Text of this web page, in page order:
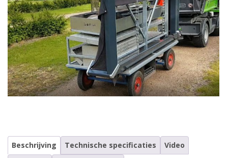
Grondopslagcontainer
Baren en overledenentransport
Vervoermiddelen
Lessenaars
Koeling
Vazen en toebehoren
Beschrijving Technische specificaties
Video